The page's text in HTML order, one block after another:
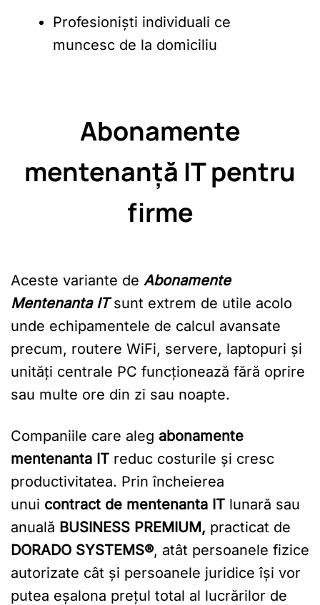
Profesioniști individuali ce
muncesc de la domiciliu
Abonamente
mentenanță IT pentru
firme
Aceste variante de Abonamente
Mentenanta ITsunt extrem de utile acolo
unde echipamentele de calcul avansate
precum, routere WiFi, servere, laptopuri și
unități centrale PC funcționează fără oprire
sau multe ore din zi sau noapte.
Companiile care aleg abonamente
mentenanta IT reduc costurile și cresc
productivitatea. Prin încheierea
unui contract de mentenanta IT lunară sau
anuală BUSINESS PREMIUM, practicat de
DORADO SYSTEMS®, atât persoanele fizice
autorizate cât și persoanele juridice își vor
putea eșalona prețul total al lucrărilor de